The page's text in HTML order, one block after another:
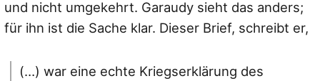
und nicht umgekehrt. Garaudy sieht das anders;
für ihn ist die Sache klar. Dieser Brief, schreibt er,
(…) war eine echte Kriegserklärung des